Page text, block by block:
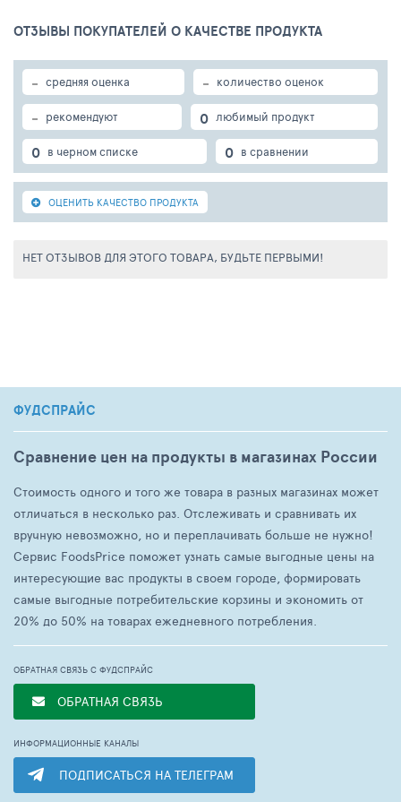
ОТЗЫВЫ ПОКУПАТЕЛЕЙ О КАЧЕСТВЕ ПРОДУКТА
- средняя оценка - количество оценок
- рекомендуют 0 любимый продукт
0 в черном списке 0 в сравнении
ОЦЕНИТЬ КАЧЕСТВО ПРОДУКТА
НЕТ ОТЗЫВОВ ДЛЯ ЭТОГО ТОВАРА, БУДЬТЕ ПЕРВЫМИ!
ФУДСПРАЙС
Сравнение цен на продукты в магазинах России
Стоимость одного и того же товара в разных магазинах может
отличаться в несколько раз. Отслеживать и сравнивать их
вручную невозможно, но и переплачивать больше не нужно!
Сервис FoodsPrice поможет узнать самые выгодные цены на
интересующие вас продукты в своем городе, формировать
самые выгодные потребительские корзины и экономить от
20% до 50% на товарах ежедневного потребления.
ОБРАТНАЯ СВЯЗЬ С ФУДСПРАЙС
ОБРАТНАЯ СВЯЗЬ
ИНФОРМАЦИОННЫЕ КАНАЛЫ
ПОДПИСАТЬСЯ НА ТЕЛЕГРАМ